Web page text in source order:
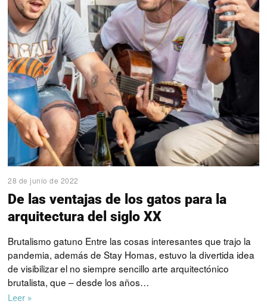
28 de junio de 2022
De las ventajas de los gatos para la
arquitectura del siglo XX
Brutalismo gatuno Entre las cosas interesantes que trajo la
pandemia, además de Stay Homas, estuvo la divertida idea
de visibilizar el no siempre sencillo arte arquitectónico
brutalista, que – desde los años…
Leer »